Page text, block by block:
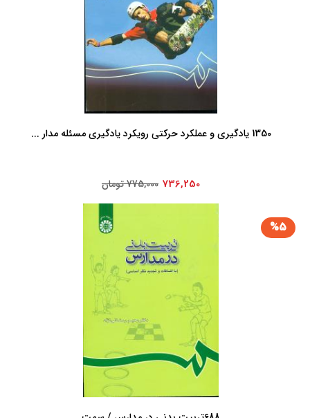
1350 یادگیری و عملکرد حرکتی رویکرد یادگیری مسئله مدار ...
736,250 775,000 تومان
%5